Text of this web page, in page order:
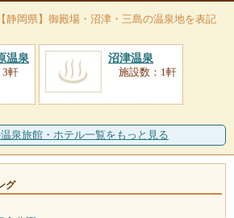
静岡県】御殿場・沼津・三島の温泉地を表記
温泉
3軒
沼津温泉
施設数：1軒
温泉旅館・ホテル一覧をもっと見る
グ